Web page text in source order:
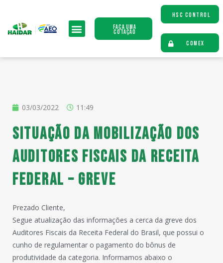
Faça uma
Cotação
HSC CONTROL
COMEX
03/03/2022 11:49
Situação da mobilização dos
Auditores Fiscais da Receita
Federal – Greve
Prezado Cliente,
Segue atualização das informações a cerca da greve dos
Auditores Fiscais da Receita Federal do Brasil, que possui o
cunho de regulamentar o pagamento do bônus de
produtividade da categoria. Informamos abaixo o